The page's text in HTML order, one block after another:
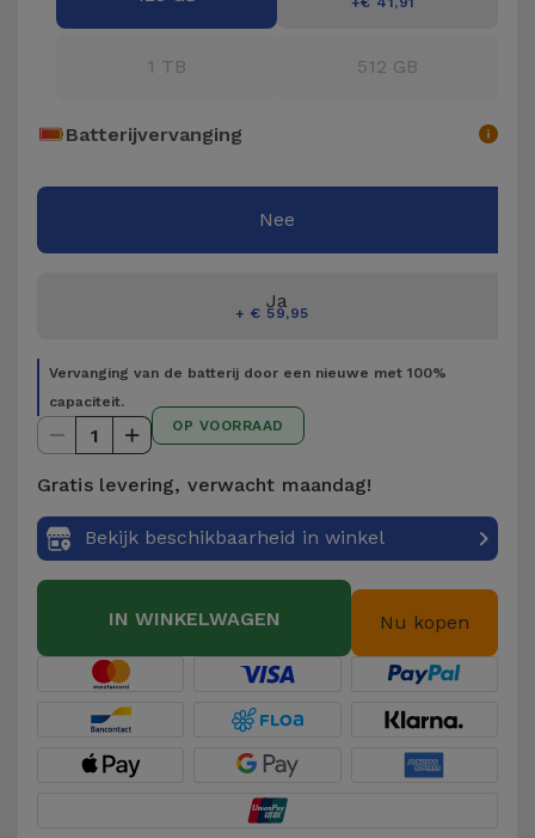
Tablet
alles
1 TB 512 GB
Batterijvervanging
Nee
Ja
+ € 59,95
Vervanging van de batterij door een nieuwe met 100%
capaciteit.
1 OP VOORRAAD
Gratis levering, verwacht maandag!
Bekijk beschikbaarheid in winkel
IN WINKELWAGEN Nu kopen